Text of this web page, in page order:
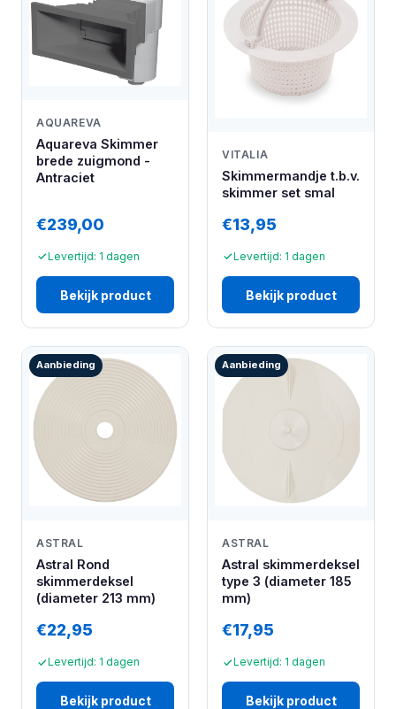
AQUAREVA
Aquareva Skimmer
brede zuigmond -
Antraciet
€239,00
Levertijd: 1 dagen
Bekijk product
VITALIA
Skimmermandje t.b.v.
skimmer set smal
€13,95
Levertijd: 1 dagen
Bekijk product
Aanbieding
ASTRAL
Astral Rond
skimmerdeksel
(diameter 213 mm)
€22,95
Levertijd: 1 dagen
Bekijk product
Aanbieding
ASTRAL
Astral skimmerdeksel
type 3 (diameter 185
mm)
€17,95
Levertijd: 1 dagen
Bekijk product